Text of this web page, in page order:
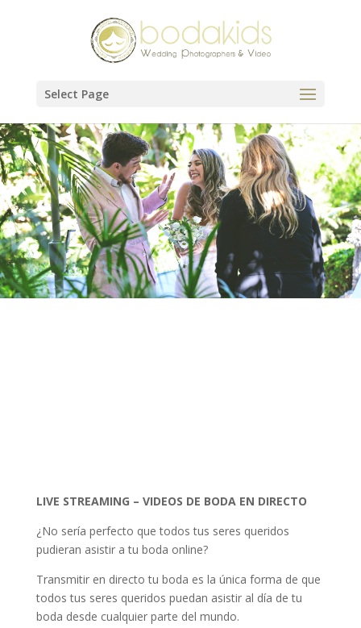
Select Page
LIVE STREAMING – VIDEOS DE BODA EN DIRECTO
¿No sería perfecto que todos tus seres queridos
pudieran asistir a tu boda online?
Transmitir en directo tu boda es la única forma de que
todos tus seres queridos puedan asistir al día de tu
boda desde cualquier parte del mundo.